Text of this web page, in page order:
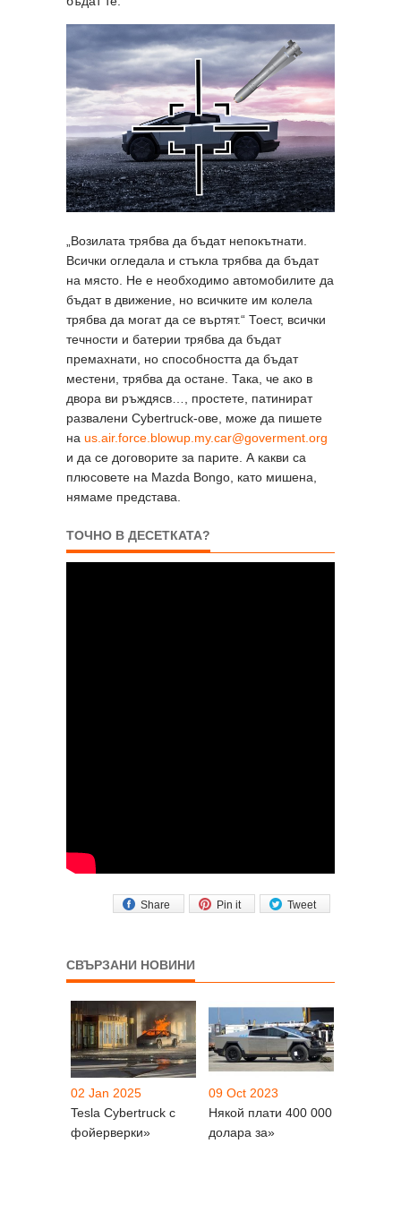
„Возилата трябва да бъдат непокътнати.
Всички огледала и стъкла трябва да бъдат
на място. Не е необходимо автомобилите да
бъдат в движение, но всичките им колела
трябва да могат да се въртят.“ Тоест, всички
течности и батерии трябва да бъдат
премахнати, но способността да бъдат
местени, трябва да остане. Така, че ако в
двора ви ръждясв…, простете, патинират
развалени Cybertruck-ове­, може да пишете
на us.air.force.blowup.my.car@goverment.org
и да се договорите за парите. А какви са
плюсовете на Mazda Bongo, като мишена,
нямаме представа.
ТОЧНО В ДЕСЕТКАТА?
Tweet
Pin it
Share
СВЪРЗАНИ НОВИНИ
02 Jan 2025
Tesla Cybertruck с
фойерверки»
09 Oct 2023
Някой плати 400 000
долара за»